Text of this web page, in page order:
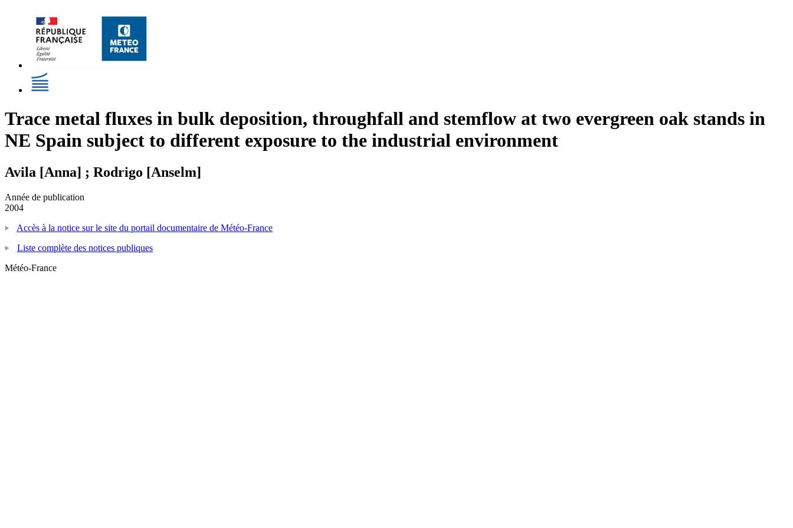
Trace metal fluxes in bulk deposition, throughfall and stemflow at two evergreen oak stands in
NE Spain subject to different exposure to the industrial environment
Avila [Anna] ; Rodrigo [Anselm]
Année de publication
2004
Accès à la notice sur le site du portail documentaire de Météo-France
Liste complète des notices publiques
Météo-France